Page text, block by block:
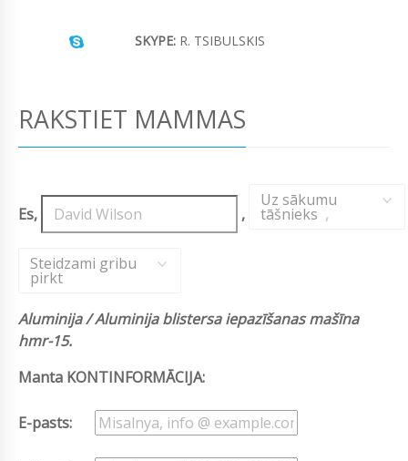
SKYPE: R. TSIBULSKIS
RAKSTIET MAMMAS
Es, ,
Uz sākumu
tāšnieks ,
Steidzami gribu
pirkt
Aluminija / Aluminija blistersa iepazīšanas mašīna
hmr-15.
Manta KONTINFORMĀCIJA:
E-pasts: